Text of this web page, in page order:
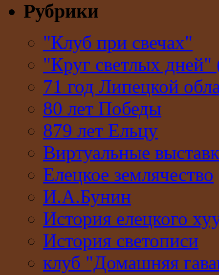
Рубрики
"Клуб при свечах"
"Круг светлых
71 год Липецкой
80 лет Победы
879 лет Ельцу
Виртуальные
Елецкое землячество
И.А.Бунин
История елецкого
История светописи
клуб "Домашняя